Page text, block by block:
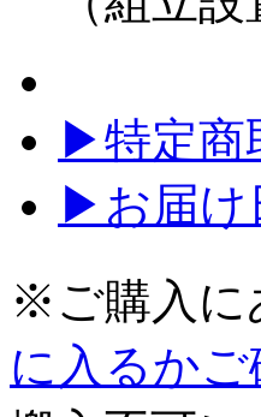
▶特定商
▶お届け
※ご購入に
に入るか